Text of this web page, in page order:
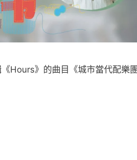
Hours》的曲目《城市當代配樂